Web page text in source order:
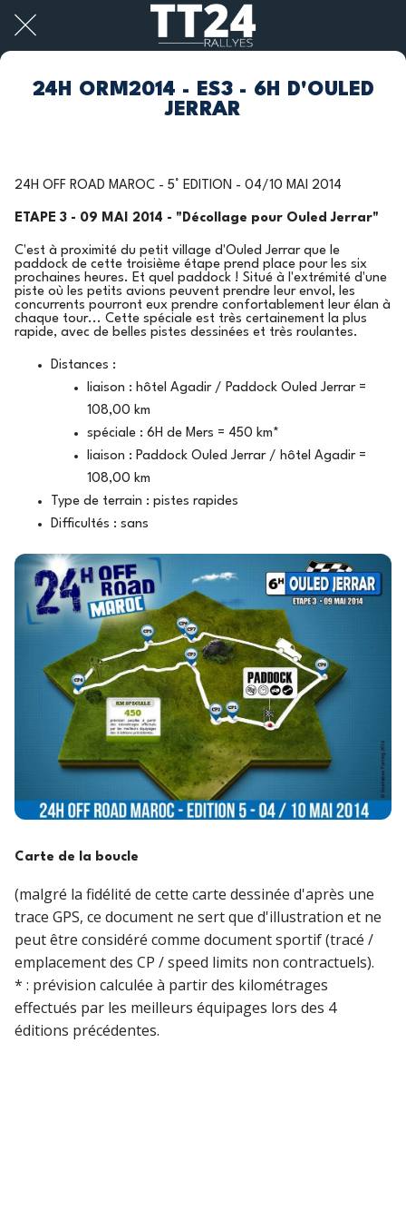
24H ORM2014 - ES3 - 6H D'OULED
JERRAR
24H OFF ROAD MAROC - 5° EDITION - 04/10 MAI 2014
ETAPE 3 - 09 MAI 2014 - "Décollage pour Ouled Jerrar"
C'est à proximité du petit village d'Ouled Jerrar que le
paddock de cette troisième étape prend place pour les six
prochaines heures. Et quel paddock ! Situé à l'extrémité d'une
piste où les petits avions peuvent prendre leur envol, les
concurrents pourront eux prendre confortablement leur élan à
chaque tour... Cette spéciale est très certainement la plus
rapide, avec de belles pistes dessinées et très roulantes.
Distances :
liaison : hôtel Agadir / Paddock Ouled Jerrar =
108,00 km
spéciale : 6H de Mers = 450 km*
liaison : Paddock Ouled Jerrar / hôtel Agadir =
108,00 km
Type de terrain : pistes rapides
Difficultés : sans
Carte de la boucle
(malgré la fidélité de cette carte dessinée d'après une
trace GPS, ce document ne sert que d'illustration et ne
peut être considéré comme document sportif (tracé /
emplacement des CP / speed limits non contractuels).
* : prévision calculée à partir des kilométrages
effectués par les meilleurs équipages lors des 4
éditions précédentes.